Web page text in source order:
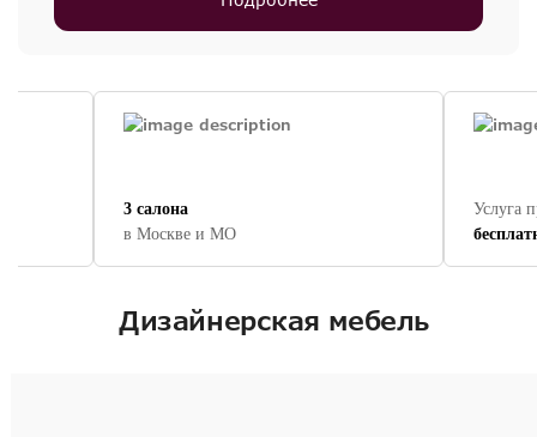
3 салона
в Москве и МО
Услуга
Дизайнерская мебель